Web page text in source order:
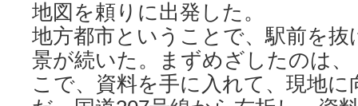
地図を頼りに出発した。
地方都市ということで、駅前を
景が続いた。まずめざしたのは
こで、資料を手に入れて、現地